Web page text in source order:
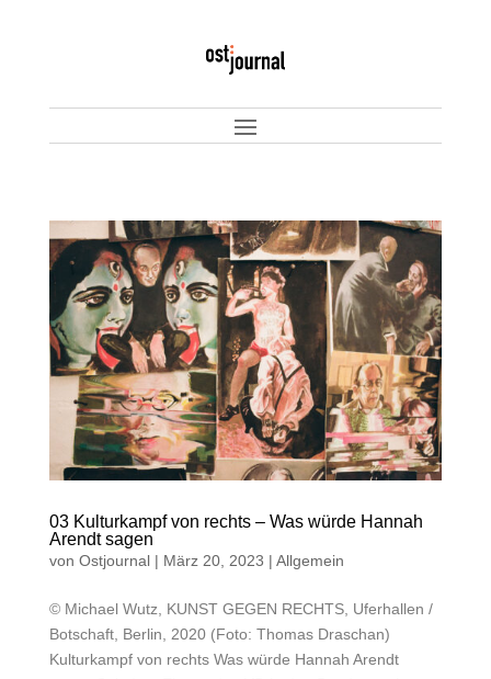
03 Kulturkampf von rechts – Was würde Hannah
Arendt sagen
von Ostjournal| März 20, 2023 | Allgemein
© Michael Wutz, KUNST GEGEN RECHTS, Uferhallen /
Botschaft, Berlin, 2020 (Foto: Thomas Draschan)
Kulturkampf von rechts Was würde Hannah Arendt